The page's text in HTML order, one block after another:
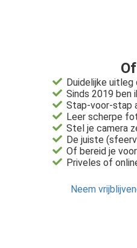
Duidelijke
Sinds 2019 ben
Stap-voor-stap
Leer scherpe
Stel je camera
De juiste
Of bereid je
Priveles of
Neem